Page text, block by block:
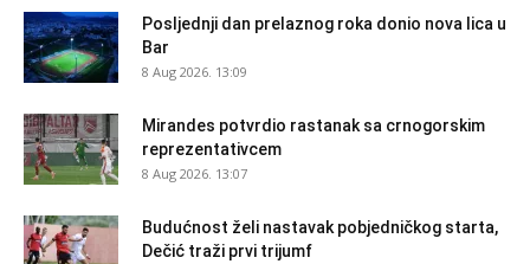
Posljednji dan prelaznog roka donio nova lica u
Bar
8 Aug 2026. 13:09
Mirandes potvrdio rastanak sa crnogorskim
reprezentativcem
8 Aug 2026. 13:07
Budućnost želi nastavak pobjedničkog starta,
Dečić traži prvi trijumf